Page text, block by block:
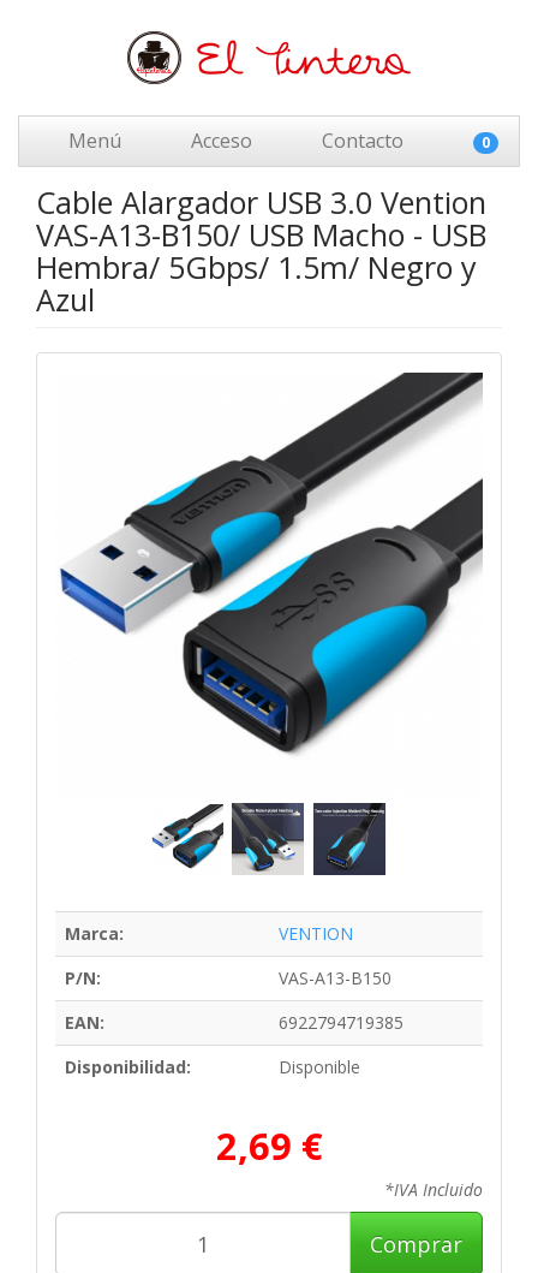
Menú Acceso Contacto 0
Cable Alargador USB 3.0 Vention
VAS-A13-B150/ USB Macho - USB
Hembra/ 5Gbps/ 1.5m/ Negro y
Azul
Marca:
VENTION
P/N:
VAS-A13-B150
EAN:
6922794719385
Disponibilidad:
Disponible
2,69 €
*IVA Incluido
Comprar